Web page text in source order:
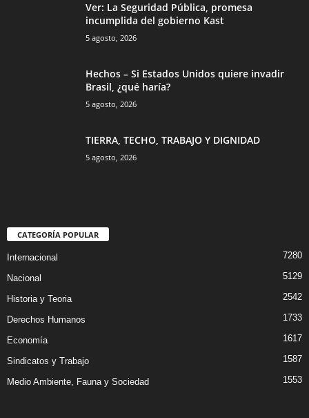
Ver: La Seguridad Pública, promesa
incumplida del gobierno Kast
5 agosto, 2026
Hechos – Si Estados Unidos quiere invadir
Brasil, ¿qué haría?
5 agosto, 2026
TIERRA, TECHO, TRABAJO Y DIGNIDAD
5 agosto, 2026
CATEGORÍA POPULAR
Internacional 7280
Nacional 5129
Historia y Teoria 2542
Derechos Humanos 1733
Economía 1617
Sindicatos y Trabajo 1587
Medio Ambiente, Fauna y Sociedad 1553